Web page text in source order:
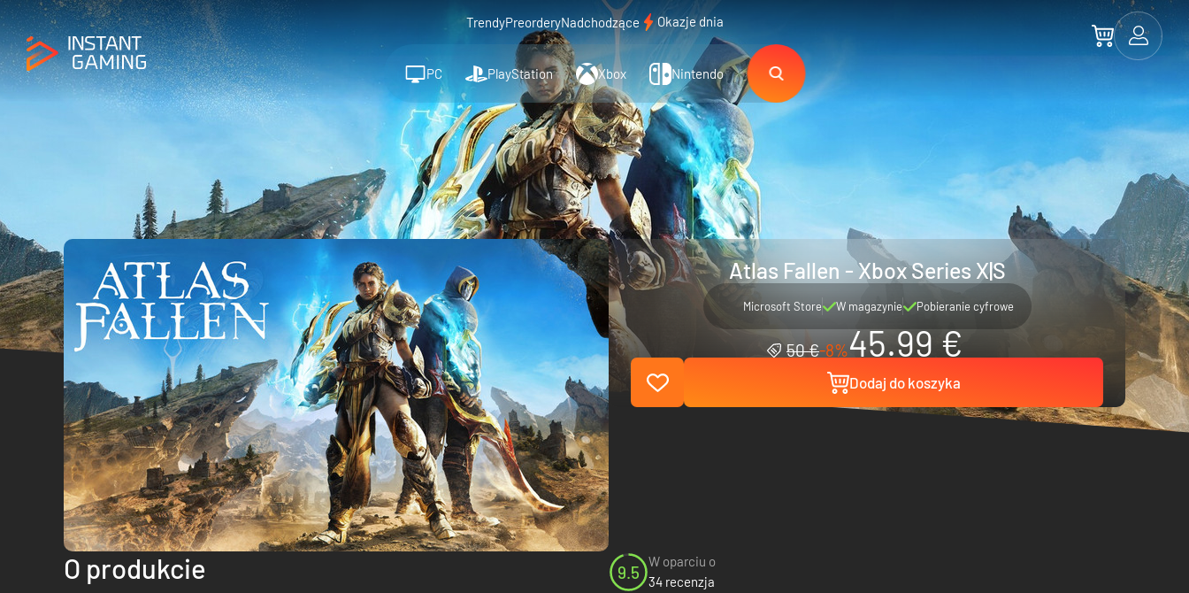
TrendyPreorderyNadchodzące Okazje dnia
PC PlayStation Xbox Nintendo
Atlas Fallen - Xbox Series X|S
Microsoft Store W magazynie Pobieranie cyfrowe
50 €-8%45.99 €
Dodaj do koszyka
O produkcie 9.5
W oparciu o
34 recenzja